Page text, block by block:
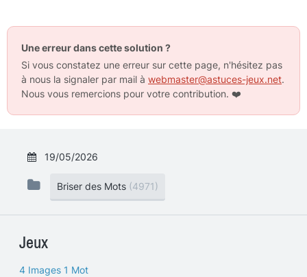
Une erreur dans cette solution ?
Si vous constatez une erreur sur cette page, n'hésitez pas
à nous la signaler par mail à webmaster@astuces-jeux.net.
Nous vous remercions pour votre contribution. ❤️
19/05/2026
Briser des Mots (4971)
Jeux
4 Images 1 Mot